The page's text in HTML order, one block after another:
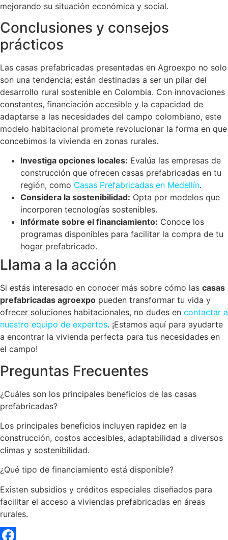
mejorando su situación económica y social.
Conclusiones y consejos
prácticos
Las casas prefabricadas presentadas en Agroexpo no solo
son una tendencia; están destinadas a ser un pilar del
desarrollo rural sostenible en Colombia. Con innovaciones
constantes, financiación accesible y la capacidad de
adaptarse a las necesidades del campo colombiano, este
modelo habitacional promete revolucionar la forma en que
concebimos la vivienda en zonas rurales.
Investiga opciones locales: Evalúa las empresas de
construcción que ofrecen casas prefabricadas en tu
región, como Casas Prefabricadas en Medellín.
Considera la sostenibilidad: Opta por modelos que
incorporen tecnologías sostenibles.
Infórmate sobre el financiamiento: Conoce los
programas disponibles para facilitar la compra de tu
hogar prefabricado.
Llama a la acción
Si estás interesado en conocer más sobre cómo las casas
prefabricadas agroexpo pueden transformar tu vida y
ofrecer soluciones habitacionales, no dudes en contactar a
nuestro equipo de expertos. ¡Estamos aquí para ayudarte
a encontrar la vivienda perfecta para tus necesidades en
el campo!
Preguntas Frecuentes
¿Cuáles son los principales beneficios de las casas
prefabricadas?
Los principales beneficios incluyen rapidez en la
construcción, costos accesibles, adaptabilidad a diversos
climas y sostenibilidad.
¿Qué tipo de financiamiento está disponible?
Existen subsidios y créditos especiales diseñados para
facilitar el acceso a viviendas prefabricadas en áreas
rurales.